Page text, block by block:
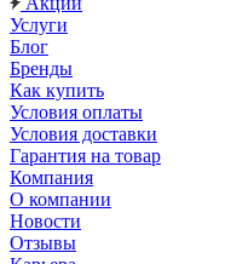
Услуги
Блог
Бренды
Как купить
Условия оплаты
Условия доставки
Гарантия на товар
Компания
О компании
Новости
Отзывы